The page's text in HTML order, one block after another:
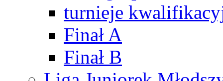
turnieje
Finał A
Finał B